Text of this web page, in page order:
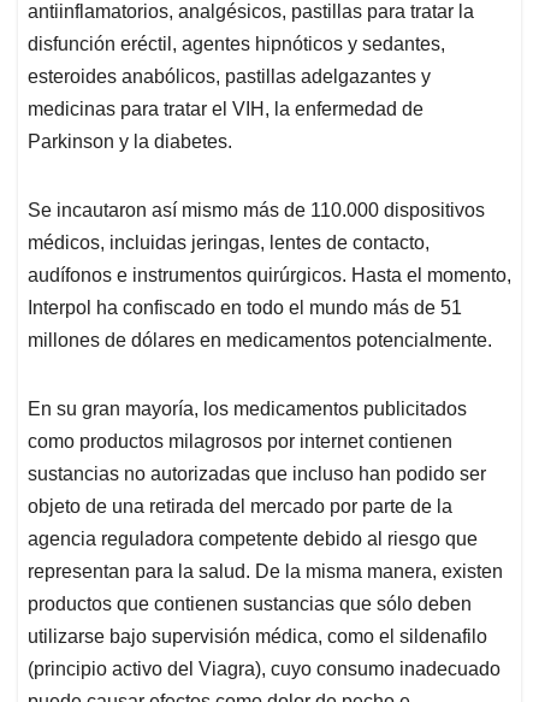
antiinflamatorios, analgésicos, pastillas para tratar la
disfunción eréctil, agentes hipnóticos y sedantes,
esteroides anabólicos, pastillas adelgazantes y
medicinas para tratar el VIH, la enfermedad de
Parkinson y la diabetes.
Se incautaron así mismo más de 110.000 dispositivos
médicos, incluidas jeringas, lentes de contacto,
audífonos e instrumentos quirúrgicos. Hasta el momento,
Interpol ha confiscado en todo el mundo más de 51
millones de dólares en medicamentos potencialmente.
En su gran mayoría, los medicamentos publicitados
como productos milagrosos por internet contienen
sustancias no autorizadas que incluso han podido ser
objeto de una retirada del mercado por parte de la
agencia reguladora competente debido al riesgo que
representan para la salud. De la misma manera, existen
productos que contienen sustancias que sólo deben
utilizarse bajo supervisión médica, como el sildenafilo
(principio activo del Viagra), cuyo consumo inadecuado